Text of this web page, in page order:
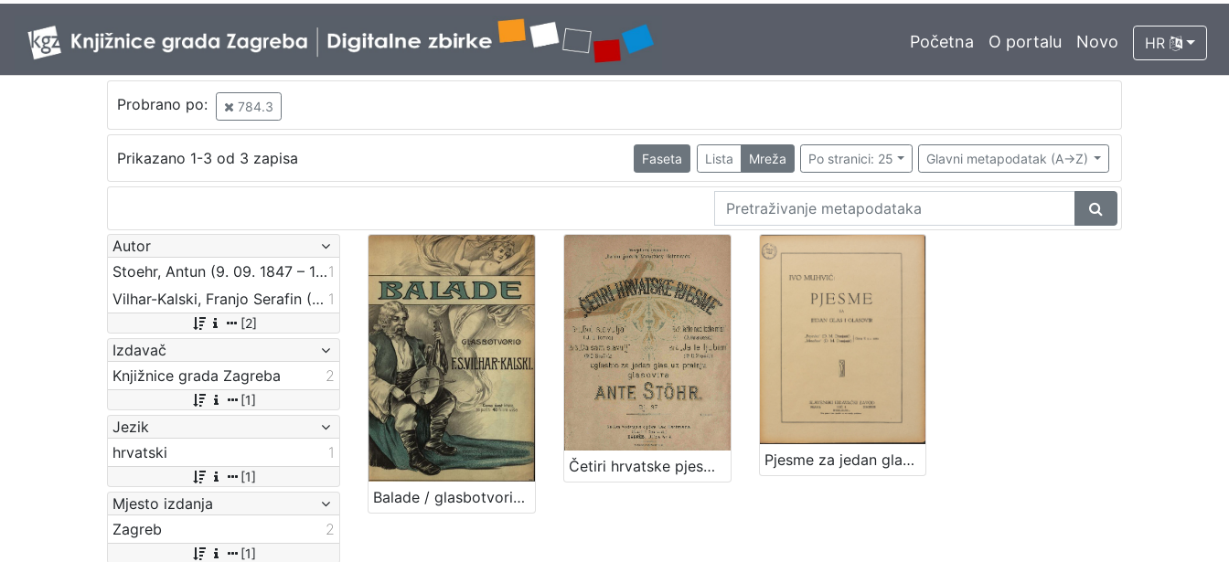
Početna O portalu Novo HR
Probrano po: 784.3
Prikazano 1-3 od 3 zapisa Faseta Lista Mreža Po stranici: 25 Glavni metapodatak (A->Z)
Autor
Stoehr, Antun (9. 09. 1847 – 1923)1
Vilhar-Kalski, Franjo Serafin (5. 1. 1852. – 4. 3. 1928.) 1
[2]
Izdavač
Knjižnice grada Zagreba
2
[1]
Jezik
hrvatski
1
[1]
Mjesto izdanja
Zagreb
2
[1]
Balade / glasbotvorio F. S. Vilhar-Kalski
Četiri hrvatske pjesme : dj. 37 / uglasbio za jedan glas, uz pratnju glasovira Ante Stöhr Pjesme za jedan glas i glasovir / vglazbil Ivo Muhvić ; speval D. M. Domjanić